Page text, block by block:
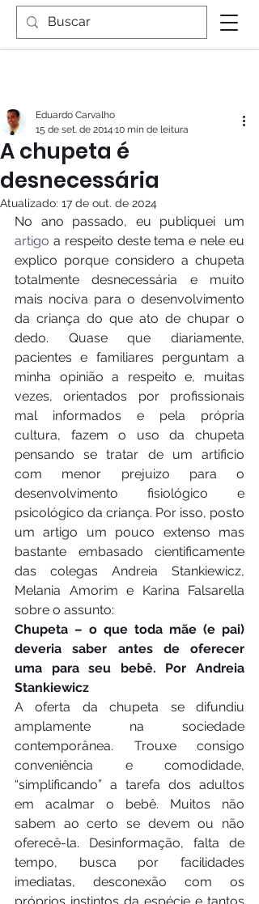
A chupeta é
desnecessária
Eduardo Carvalho
15 de set. de 2014 10 min de leitura
Atualizado: 17 de out. de 2024
artigo a respeito deste tema e nele eu
explico porque considero a chupeta
totalmente desnecessária e muito
mais nociva para o desenvolvimento
da criança do que ato de chupar o
dedo. Quase que diariamente,
pacientes e familiares perguntam a
minha opinião a respeito e, muitas
vezes, orientados por profissionais
mal informados e pela própria
cultura, fazem o uso da chupeta
pensando se tratar de um artificio
com menor prejuizo para o
desenvolvimento fisiológico e
psicológico da criança. Por isso, posto
um artigo um pouco extenso mas
bastante embasado cientificamente
das colegas Andreia Stankiewicz,
Melania Amorim e Karina Falsarella
sobre o assunto:
Chupeta – o que toda mãe (e pai)
deveria saber antes de oferecer
uma para seu bebê. Por Andreia
Stankiewicz
A oferta da chupeta se difundiu
amplamente na sociedade
contemporânea. Trouxe consigo
conveniência e comodidade,
“simplificando” a tarefa dos adultos
em acalmar o bebê. Muitos não
sabem ao certo se devem ou não
oferecê-la. Desinformação, falta de
tempo, busca por facilidades
imediatas, desconexão com os